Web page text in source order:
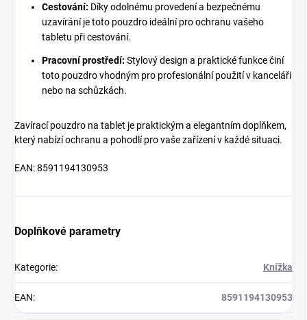
Cestování: Díky odolnému provedení a bezpečnému
uzavírání je toto pouzdro ideální pro ochranu vašeho
tabletu při cestování.
Pracovní prostředí: Stylový design a praktické funkce činí
toto pouzdro vhodným pro profesionální použití v kanceláři
nebo na schůzkách.
Zavírací pouzdro na tablet je praktickým a elegantním doplňkem,
který nabízí ochranu a pohodlí pro vaše zařízení v každé situaci.
EAN: 8591194130953
Doplňkové parametry
Kategorie: Knížka
EAN: 8591194130953